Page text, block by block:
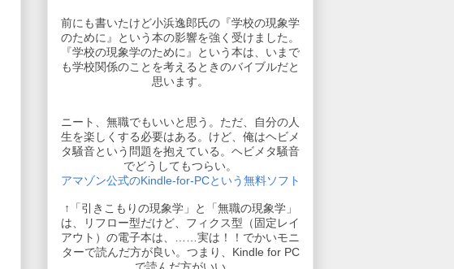
前にも書いたけど小浜逸郎氏の『学校の現象学
のために』という本の影響を強く受けました。
『学校の現象学のために』という本は、いまで
も学校関係のことを考えるときのバイブルだと
思います。
ニート、無職でもいいと思う。ただ、自分の人
生を楽しくする必要はある。けど、俺はヘビメ
タ騒音という問題を抱えている。ヘビメタ騒音
でどうしてもつらい。
アマゾン公式のKindle-for-PCという無料ソフト
↑「引きこもりの現象学」と「無職の現象学」
は、リフロー型だけど、フィクス型（固定レイ
アウト）の電子本は、……実は！！でかいモニ
ターで読んだ方が良い。つまり、Kindle for PC